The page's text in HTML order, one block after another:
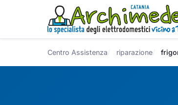
Centro Assistenza riparazione